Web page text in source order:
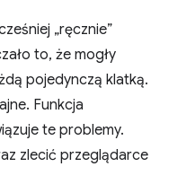
„ręcznie”
to, że mogły
pojedynczą klatką.
Funkcja
te problemy.
zlecić przeglądarce